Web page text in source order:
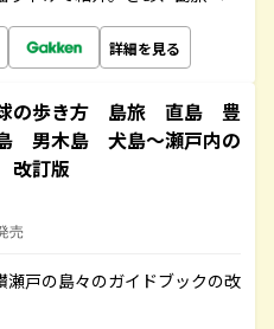
詳細を見る
の歩き方 島旅 直島 豊
男木島 犬島～瀬戸内の
改訂版
売
戸の島々のガイドブックの改